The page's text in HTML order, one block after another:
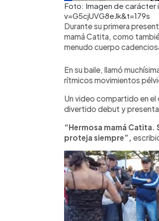
Foto: Imagen de
v=G5cjUVG8eJk&t=179s
Durante su primera
mamá Catita, como
menudo cuerpo
En su baile, llamó
rítmicos movimientos
Un video compartido en el
divertido debut y
“Hermosa mamá
proteja siempre”,